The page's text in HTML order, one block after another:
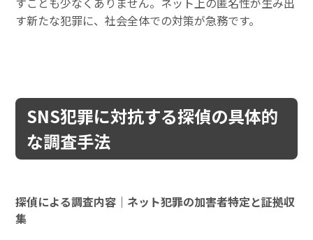
す新たな犯罪に、社会全体での対策が急務です。
SNS犯罪に対抗する探偵の具体的
な調査手法
探偵による調査内容｜ネット犯罪の加害者特定と証拠収
集